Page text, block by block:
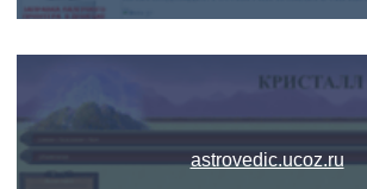
astrovedic.ucoz.ru